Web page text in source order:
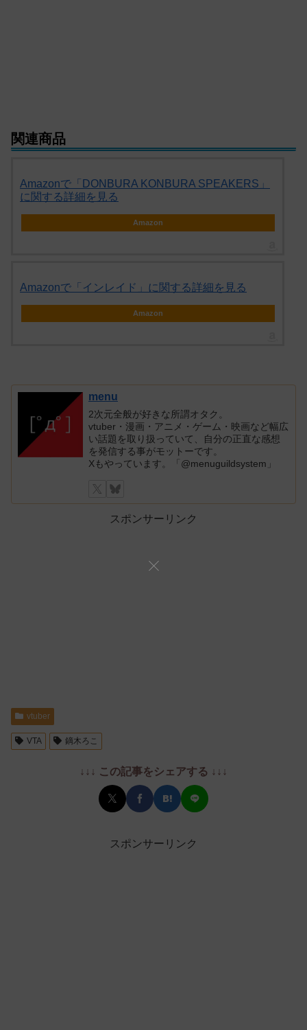
関連商品
Amazonで「DONBURA KONBURA SPEAKERS」
に関する詳細を見る
Amazon
Amazonで「インレイド」に関する詳細を見る
Amazon
menu
2次元全般が好きな所謂オタク。
vtuber・漫画・アニメ・ゲーム・映画など幅広
い話題を取り扱っていて、自分の正直な感想
を発信する事がモットーです。
Xもやっています。「@menuguildsystem」
スポンサーリンク
vtuber
VTA 鏑木ろこ
↓↓↓ この記事をシェアする ↓↓↓
スポンサーリンク